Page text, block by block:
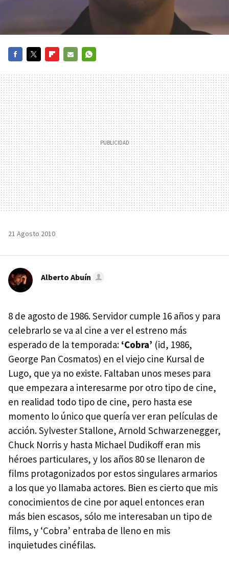
MAIL
21 Agosto 2010
Alberto Abuín
8 de agosto de 1986. Servidor cumple 16 años y para
celebrarlo se va al cine a ver el estreno más
esperado de la temporada: ‘Cobra’ (id, 1986,
George Pan Cosmatos) en el viejo cine Kursal de
Lugo, que ya no existe. Faltaban unos meses para
que empezara a interesarme por otro tipo de cine,
en realidad todo tipo de cine, pero hasta ese
momento lo único que quería ver eran películas de
acción. Sylvester Stallone, Arnold Schwarzenegger,
Chuck Norris y hasta Michael Dudikoff eran mis
héroes particulares, y los años 80 se llenaron de
films protagonizados por estos singulares armarios
a los que yo llamaba actores. Bien es cierto que mis
conocimientos de cine por aquel entonces eran
más bien escasos, sólo me interesaban un tipo de
films, y ‘Cobra’ entraba de lleno en mis
inquietudes cinéfilas.